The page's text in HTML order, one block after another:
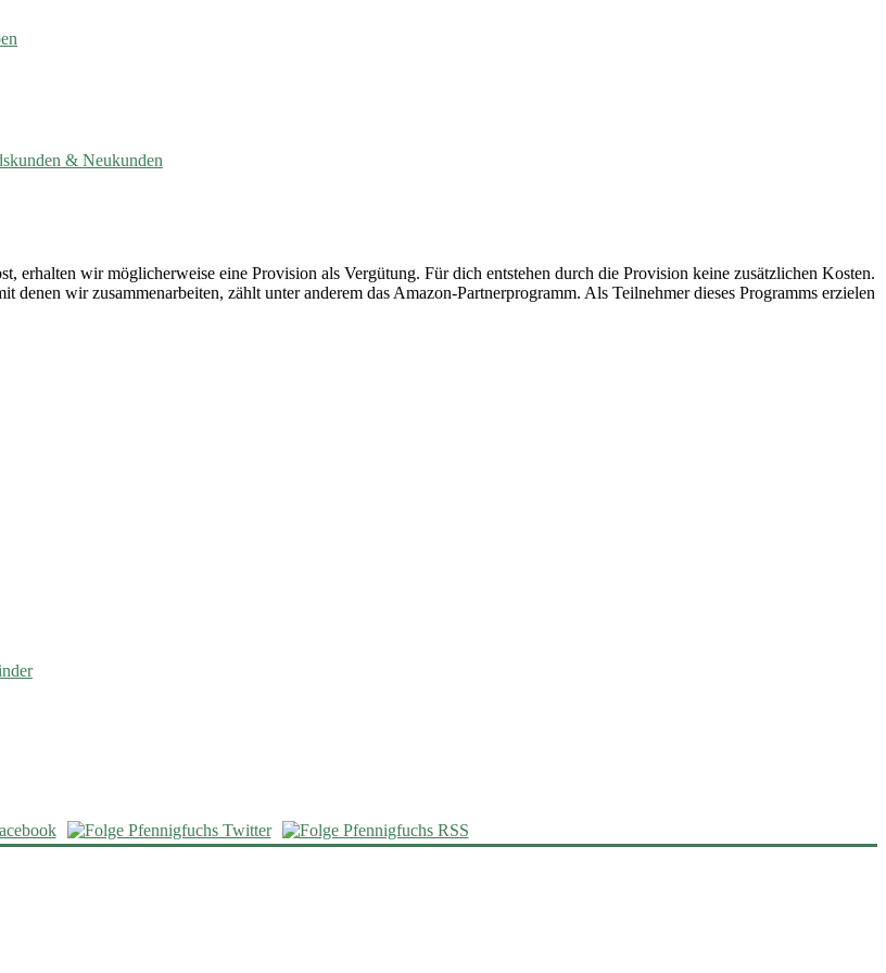
& Neukunden
erhalten wir möglicherweise eine Provision als Vergütung. Für dich entstehen durch die Provision keine zusätzlichen Kosten.
wir zusammenarbeiten, zählt unter anderem das Amazon-Partnerprogramm. Als Teilnehmer dieses Programms erzielen